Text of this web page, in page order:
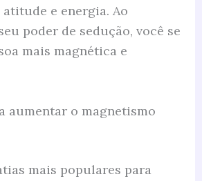
e energia. Ao
poder de sedução, você se
mais magnética e
aumentar o magnetismo
mais populares para